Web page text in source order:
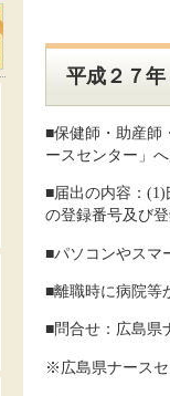
平成２７年
■保健師・助産師
ースセンター」
■届出の内容：
の登録番号及び
■パソコンやスマ
■離職時に病院等
■問合せ：広島県
※広島県ナースセ